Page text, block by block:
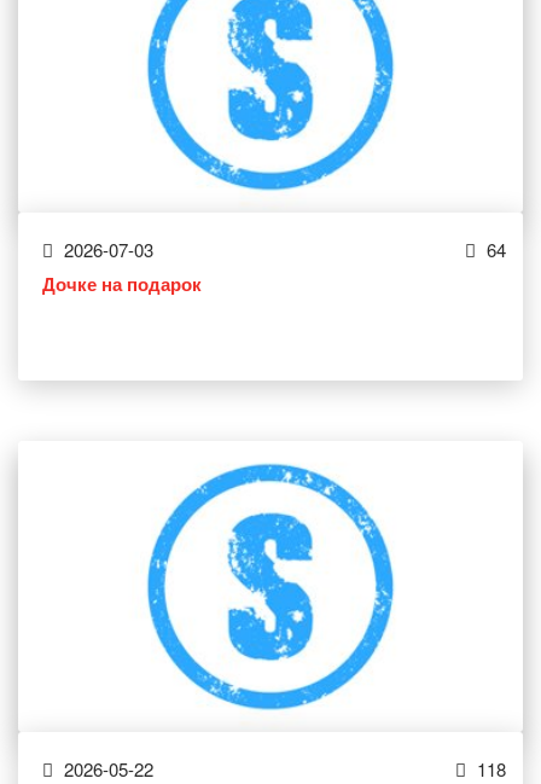
2026-07-03 64
Дочке на подарок
2026-05-22 118